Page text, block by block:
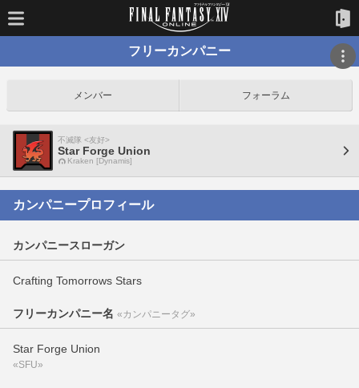
フリーカンパニー
メンバー フォーラム
不滅隊 <友好>
Star Forge Union
Kraken [Dynamis]
カンパニープロフィール
カンパニースローガン
Crafting Tomorrows Stars
フリーカンパニー名 «カンパニータグ»
Star Forge Union
«SFU»